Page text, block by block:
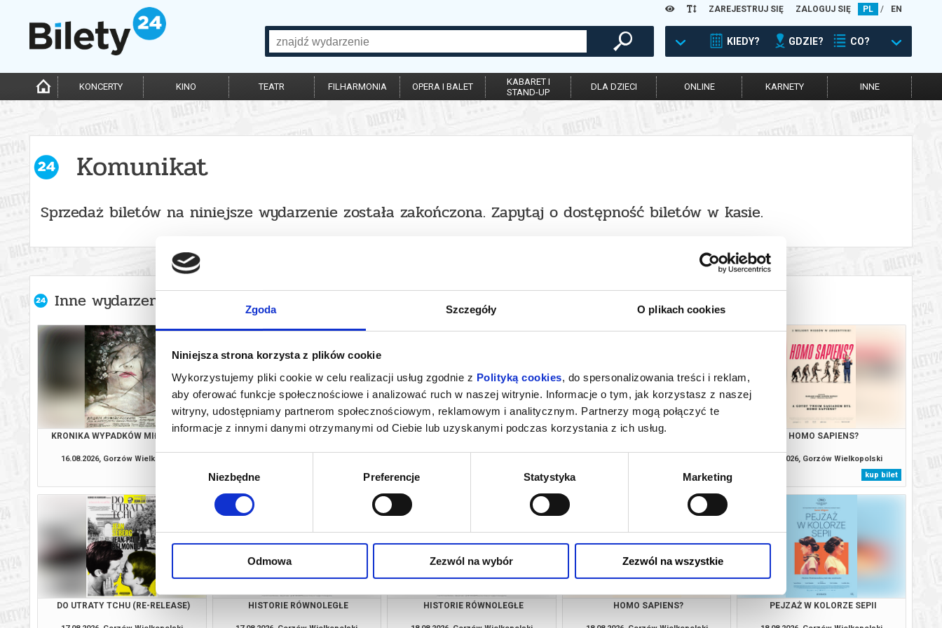
Zgoda Szczegóły O plikach cookies
Niniejsza strona korzysta z plików cookie
Wykorzystujemy pliki cookie w celu realizacji usług zgodnie z Polityką cookies, do spersonalizowania treści i reklam,
aby oferować funkcje społecznościowe i analizować ruch w naszej witrynie. Informacje o tym, jak korzystasz z naszej
witryny, udostępniamy partnerom społecznościowym, reklamowym i analitycznym. Partnerzy mogą połączyć te
informacje z innymi danymi otrzymanymi od Ciebie lub uzyskanymi podczas korzystania z ich usług.
Niezbędne Preferencje Statystyka Marketing
Odmowa Zezwól na wybór Zezwól na wszystkie
ZAREJESTRUJ SIĘ ZALOGUJ SIĘ PL / EN
KIEDY? GDZIE? CO?
KONCERTY KINO TEATR FILHARMONIA OPERA I BALET
KABARET I
STAND-UP
DLA DZIECI ONLINE KARNETY INNE
Komunikat
Sprzedaż biletów na niniejsze wydarzenie została zakończona. Zapytaj o dostępność biletów w kasie.
Inne wydarzenia organizatora
KRONIKA WYPADKÓW MIŁOSNYCH
16.08.2026, Gorzów Wielkopolski
DLA DOBRA ADAMA
kup bilet
HISTORIE RÓWNOLEGŁE
kup bilet
HOMO SAPIENS?
kup bilet
HOMO SAPIENS?
17.08.2026, Gorzów Wielkopolski
kup bilet
DO UTRATY TCHU (RE-RELEASE) HISTORIE RÓWNOLEGŁE HISTORIE RÓWNOLEGŁE HOMO SAPIENS? PEJZAŻ W KOLORZE SEPII